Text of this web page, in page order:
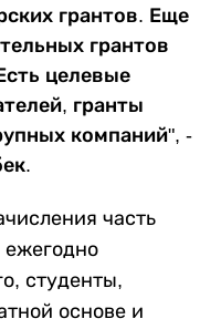
грантов. Еще
грантов
целевые
гранты
компаний", -
часть
ежегодно
студенты,
основе и